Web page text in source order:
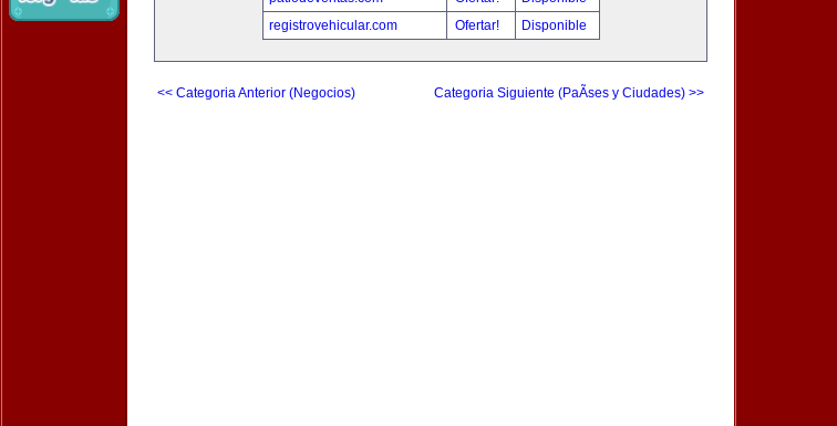
registrovehicular.com
Ofertar! Disponible
<< Categoria Anterior (Negocios) Categoria Siguiente (PaÃ­ses y Ciudades) >>